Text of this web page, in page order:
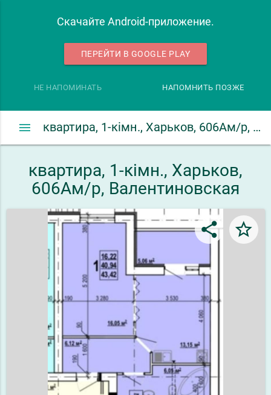
Скачайте Android-приложение.
ПЕРЕЙТИ В GOOGLE PLAY
НЕ НАПОМИНАТЬ НАПОМНИТЬ ПОЗЖЕ
квартира, 1-кімн., Харьков, 606Ам/р, Валентиновская
menu
квартира, 1-кімн., Харьков,
606Ам/р, Валентиновская
share star_border